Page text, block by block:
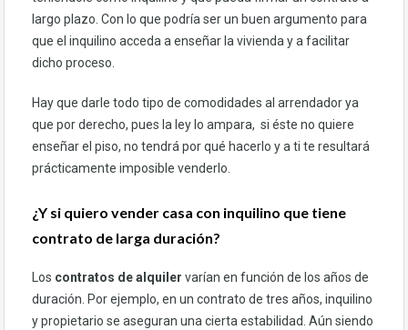
largo plazo. Con lo que podría ser un buen argumento para
que el inquilino acceda a enseñar la vivienda y a facilitar
dicho proceso.
Hay que darle todo tipo de comodidades al arrendador ya
que por derecho, pues la ley lo ampara, si éste no quiere
enseñar el piso, no tendrá por qué hacerlo y a ti te resultará
prácticamente imposible venderlo.
¿Y si quiero vender casa con inquilino que tiene
contrato de larga duración?
Los contratos de alquiler varían en función de los años de
duración. Por ejemplo, en un contrato de tres años, inquilino
y propietario se aseguran una cierta estabilidad. Aún siendo